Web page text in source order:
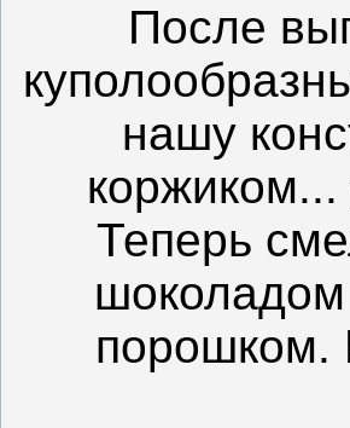
После
нашу
Теперь
шоколадом
порошком.